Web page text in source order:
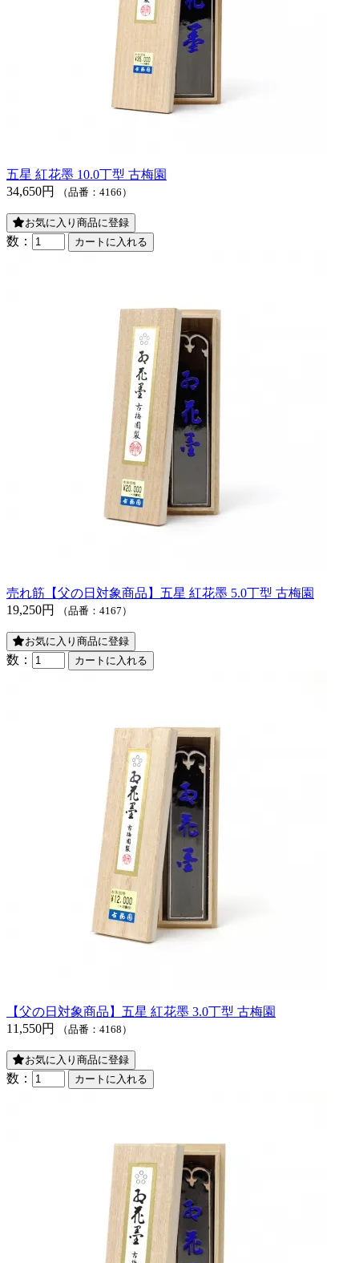
五星 紅花墨 10.0丁型 古梅園
34,650円
（品番：4166）
お気に入り商品に登録
数：
売れ筋 【父の日対象商品】五星 紅花墨 5.0丁型 古梅園
19,250円
（品番：4167）
お気に入り商品に登録
数：
【父の日対象商品】五星 紅花墨 3.0丁型 古梅園
11,550円
（品番：4168）
お気に入り商品に登録
数：